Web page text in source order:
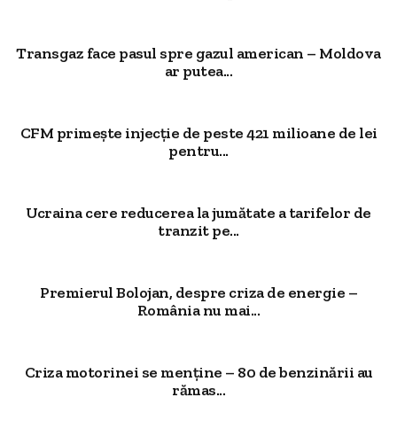
Transgaz face pasul spre gazul american – Moldova
ar putea...
CFM primește injecție de peste 421 milioane de lei
pentru...
Ucraina cere reducerea la jumătate a tarifelor de
tranzit pe...
Premierul Bolojan, despre criza de energie –
România nu mai...
Criza motorinei se menține – 80 de benzinării au
rămas...